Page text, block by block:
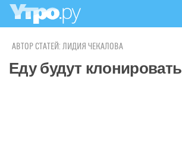
АВТОР СТАТЕЙ: ЛИДИЯ ЧЕКАЛОВА
Еду будут клонировать